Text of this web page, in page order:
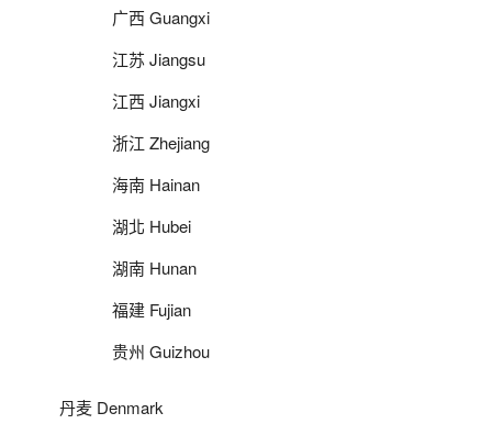
广西 Guangxi
江苏 Jiangsu
江西 Jiangxi
浙江 Zhejiang
海南 Hainan
湖北 Hubei
湖南 Hunan
福建 Fujian
贵州 Guizhou
丹麦 Denmark